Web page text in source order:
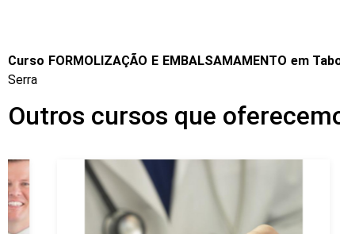
Curso FORMOLIZAÇÃO E EMBALSAMAMENTO em
Serra
Outros cursos que